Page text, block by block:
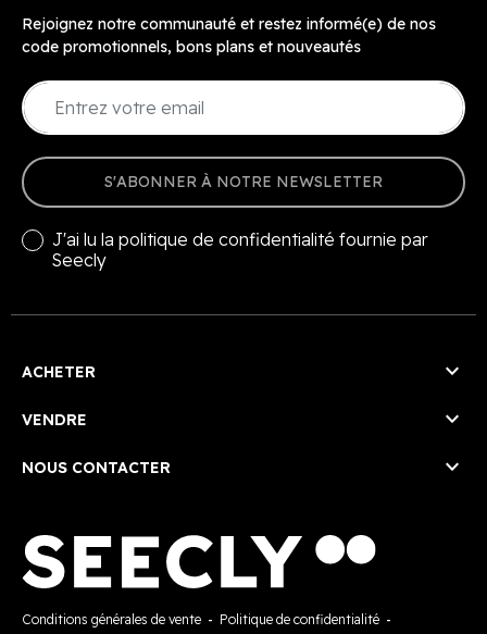
Rejoignez notre communauté et restez informé(e) de nos
code promotionnels, bons plans et nouveautés
S'ABONNER À NOTRE NEWSLETTER
J'ai lu la politique de confidentialité fournie par
Seecly
ACHETER 
VENDRE 
NOUS CONTACTER 
Conditions générales de vente - Politique de confidentialité -